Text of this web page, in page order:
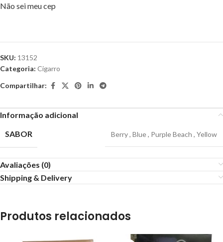
Não sei meu cep
SKU: 13152
Categoria: Cigarro
Compartilhar:
Informação adicional
SABOR
Berry, Blue, Purple Beach , Yellow
Avaliações (0)
Shipping & Delivery
Produtos relacionados